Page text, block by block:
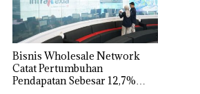
Bisnis Wholesale Network
Catat Pertumbuhan
Pendapatan Sebesar 12,7%